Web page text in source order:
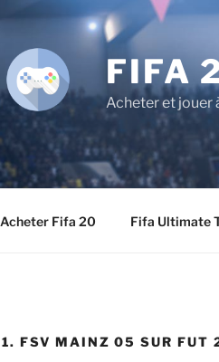
FIFA
Acheter et jouer
Acheter Fifa 20 Fifa Ultimate
1. FSV MAINZ 05 SUR FUT